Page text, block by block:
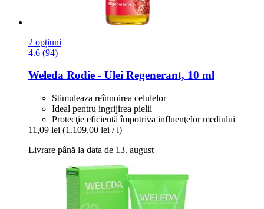
2 opțiuni
4.6 (94)
Weleda Rodie -​ Ulei Regenerant, 10 ml
Stimuleaza reînnoirea celulelor
Ideal pentru ingrijirea pielii
Protecţie eficientă împotriva influenţelor mediului
11,09 lei (1.109,00 lei / l)
Livrare până la data de 13. august